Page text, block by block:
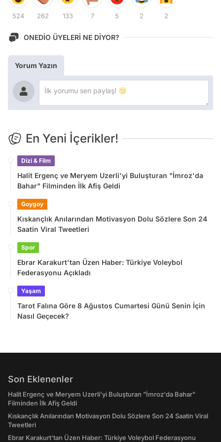
524 262 133 7 5 2 2
ONEDİO ÜYELERİ NE DİYOR?
Yorum Yazın
En Yeni İçerikler!
Dizi & Film
Halit Ergenç ve Meryem Uzerli'yi Buluşturan "İmroz'da
Bahar" Filminden İlk Afiş Geldi
Goygoy
Kıskançlık Anılarından Motivasyon Dolu Sözlere Son 24
Saatin Viral Tweetleri
Spor
Ebrar Karakurt'tan Üzen Haber: Türkiye Voleybol
Federasyonu Açıkladı
Yaşam
Tarot Falına Göre 8 Ağustos Cumartesi Günü Senin İçin
Nasıl Geçecek?
Son Eklenenler
Halit Ergenç ve Meryem Uzerli'yi Buluşturan "İmroz'da Bahar"
Filminden İlk Afiş Geldi
Kıskançlık Anılarından Motivasyon Dolu Sözlere Son 24 Saatin Viral
Tweetleri
Ebrar Karakurt'tan Üzen Haber: Türkiye Voleybol Federasyonu